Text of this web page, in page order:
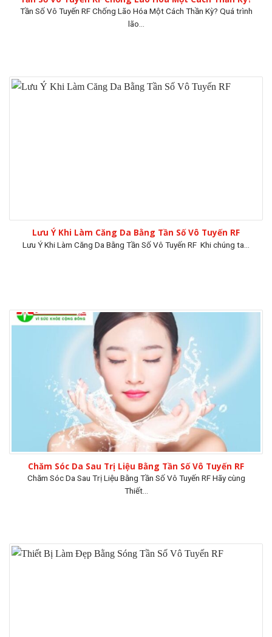
Tần Số Vô Tuyến RF Chống Lão Hóa Một Cách Thần Kỳ? Quá trình
lão...
Lưu Ý Khi Làm Căng Da Bằng Tần Số Vô Tuyến RF
Lưu Ý Khi Làm Căng Da Bằng Tần Số Vô Tuyến RF Khi chúng ta...
Chăm Sóc Da Sau Trị Liệu Bằng Tần Số Vô Tuyến RF
Chăm Sóc Da Sau Trị Liệu Bằng Tần Số Vô Tuyến RF Hãy cùng
Thiết...